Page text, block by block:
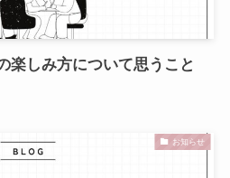
楽しみ方について思うこと
お知らせ